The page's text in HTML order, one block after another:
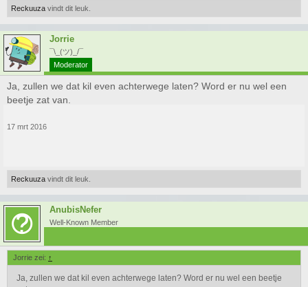
Reckuuza vindt dit leuk.
Jorrie
¯\_(ツ)_/¯
Moderator
Ja, zullen we dat kil even achterwege laten? Word er nu wel een
beetje zat van.
17 mrt 2016
Reckuuza vindt dit leuk.
AnubisNefer
Well-Known Member
Jorrie zei: ↑
Ja, zullen we dat kil even achterwege laten? Word er nu wel een beetje